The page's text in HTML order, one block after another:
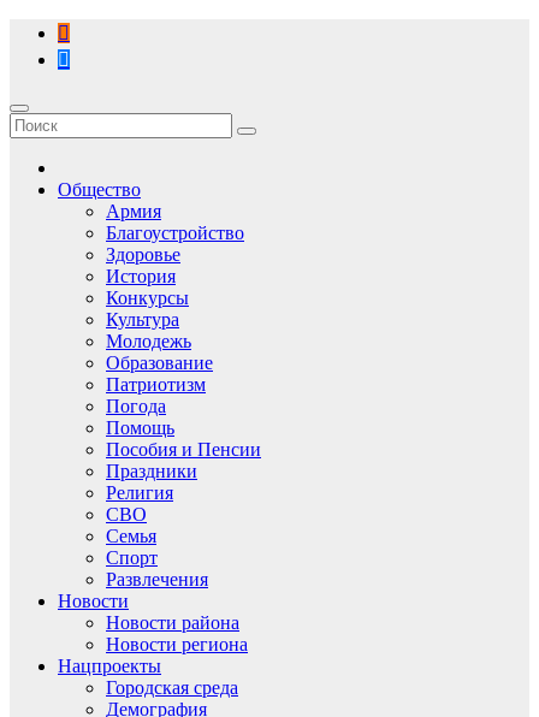
Перейти
содержимому
Общество
Армия
Благоустройство
Здоровье
История
Конкурсы
Культура
Молодежь
Образование
Патриотизм
Погода
Помощь
Пособия и Пенсии
Праздники
Религия
СВО
Семья
Спорт
Развлечения
Новости
Новости района
Новости региона
Нацпроекты
Городская среда
Демография